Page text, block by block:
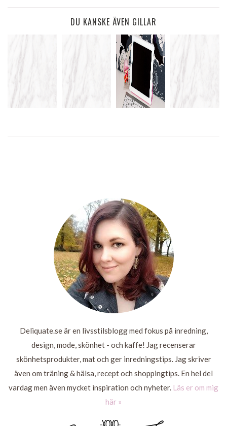
DU KANSKE ÄVEN GILLAR
LÄS
MER
LÄS
MER
Deliquate.se är en livsstilsblogg med fokus på inredning,
design, mode, skönhet - och kaffe! Jag recenserar
skönhetsprodukter, mat och ger inredningstips. Jag skriver
även om träning & hälsa, recept och shoppingtips. En hel del
vardag men även mycket inspiration och nyheter. Läs er om mig
här »